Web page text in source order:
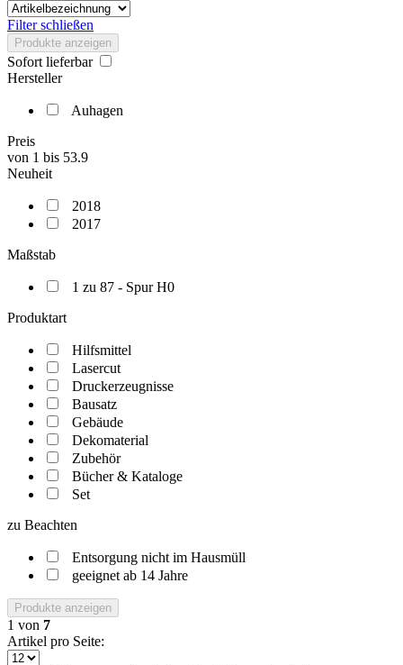
Filter schließen
Produkte anzeigen
Sofort lieferbar
Hersteller
Auhagen
Preis
von 1 bis 53.9
Neuheit
2018
2017
Maßstab
1 zu 87 - Spur H0
Produktart
Hilfsmittel
Lasercut
Druckerzeugnisse
Bausatz
Gebäude
Dekomaterial
Zubehör
Bücher & Kataloge
Set
zu Beachten
Entsorgung nicht im Hausmüll
geeignet ab 14 Jahre
Produkte anzeigen
1 von 7
Artikel pro Seite: